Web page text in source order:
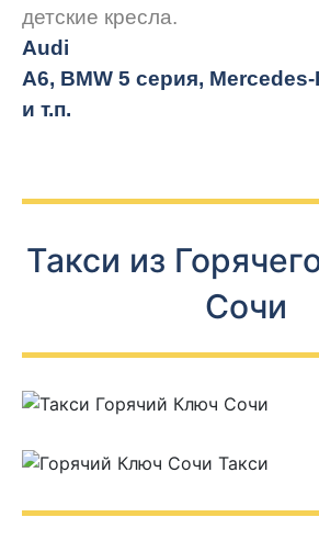
детские кресла.
Audi
A6, BMW 5 серия,
и т.п.
Такси из
Сочи